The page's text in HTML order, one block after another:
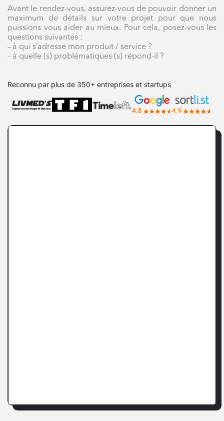
Avant le rendez-vous, assurez-vous de pouvoir donner un
maximum de détails sur votre projet pour que nous
puissions vous aider au mieux. Pour cela, posez-vous les
questions suivantes :
– à qui s’adresse mon produit / service ?
– à quelle (s) problématiques (s) répond-il ?
Reconnu par plus de 350+ entreprises et startups